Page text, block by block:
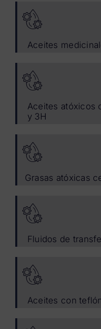
Aceites
Aceites atóxicos
y 3H
Grasas atóxicas
Fluidos de
Aceites con